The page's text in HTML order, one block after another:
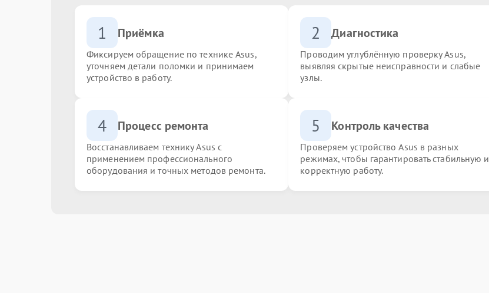
1 Приёмка
Фиксируем обращение по технике Asus,
уточняем детали поломки и принимаем
устройство в работу.
2 Диагностика
Проводим углублённую проверку Asus,
выявляя скрытые неисправности и слабые
узлы.
4 Процесс ремонта
Восстанавливаем технику Asus с
применением профессионального
оборудования и точных методов ремонта.
5 Контроль качества
Проверяем устройство Asus в разных
режимах, чтобы гарантировать стабильную и
корректную работу.